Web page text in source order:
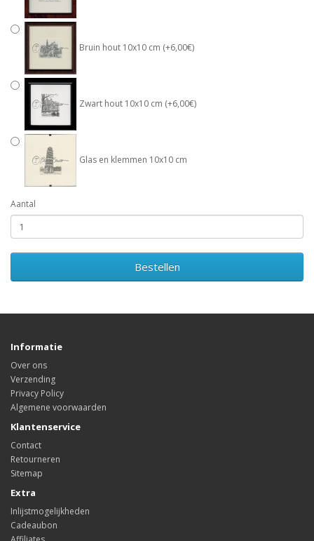
Bruin hout 10x10 cm (+6,00€)
Zwart hout 10x10 cm (+6,00€)
Glas en klemmen 10x10 cm
Aantal
Bestellen
Informatie
Over ons
Verzending
Privacy Policy
Algemene voorwaarden
Klantenservice
Contact
Retourneren
Sitemap
Extra
Inlijstmogelijkheden
Cadeaubon